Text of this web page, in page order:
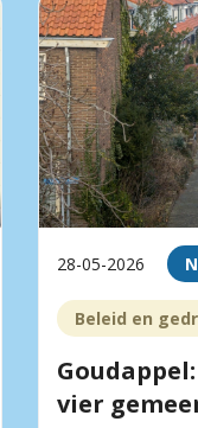
28-05-2026
Beleid en
vier